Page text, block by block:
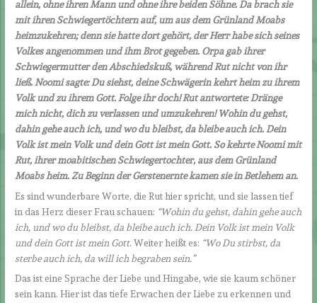
allein, ohne ihren Mann und ohne ihre beiden Söhne. Da brach sie
mit ihren Schwiegertöchtern auf, um aus dem Grünland Moabs
heimzukehren; denn sie hatte dort gehört, der Herr habe sich seines
Volkes angenommen und ihm Brot gegeben. Orpa gab ihrer
Schwiegermutter den Abschiedskuß, während Rut nicht von ihr
ließ. Noomi sagte: Du siehst, deine Schwägerin kehrt heim zu ihrem
Volk und zu ihrem Gott. Folge ihr doch! Rut antwortete: Dränge
mich nicht, dich zu verlassen und umzukehren! Wohin du gehst,
dahin gehe auch ich, und wo du bleibst, da bleibe auch ich. Dein
Volk ist mein Volk und dein Gott ist mein Gott. So kehrte Noomi mit
Rut, ihrer moabitischen Schwiegertochter, aus dem Grünland
Moabs heim. Zu Beginn der Gerstenernte kamen sie in Betlehem an.
Es sind wunderbare Worte, die Rut hier spricht, und sie lassen tief
in das Herz dieser Frau schauen: “Wohin du gehst, dahin gehe auch
ich, und wo du bleibst, da bleibe auch ich. Dein Volk ist mein Volk
und dein Gott ist mein Gott. Weiter heißt es: “Wo Du stirbst, da
sterbe auch ich, da will ich begraben sein.”
Das ist eine Sprache der Liebe und Hingabe, wie sie kaum schöner
sein kann. Hier ist das tiefe Erwachen der Liebe zu erkennen und